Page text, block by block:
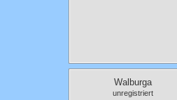
Walburga
unregistriert